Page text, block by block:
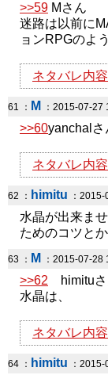
>>59 Mさん
迷路は以前に
ョンRPGのよ
ネタバレ内
61 ： M ：2015-07-27
>>60yanchalさ
ネタバレ内
62 ： himitu ：
水晶が出来ま
ためのコツと
63 ： M ：2015-07-28
>>62 himituさ
水晶は、
ネタバレ内
64 ： himitu ：